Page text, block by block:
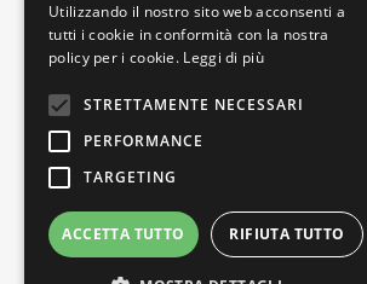
Utilizzando il nostro sito web acconsenti a
tutti i cookie in conformità con la nostra
policy per i cookie. Leggi di più
STRETTAMENTE NECESSARI
PERFORMANCE
TARGETING
ACCETTA TUTTO RIFIUTA TUTTO